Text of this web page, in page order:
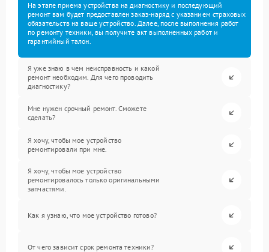
На этапе приема устройства на диагностику и последующий
ремонт вам будет предоставлен заказ-наряд с указанием страховых
обязательств на ваше устройство. Далее, после выполнения работ
по ремонту техники, вы получите акт выполненных работ и
гарантийный талон.
Я уже знаю в чем неисправность и какой
ремонт необходим. Для чего проводить
диагностику?
Мне нужен срочный ремонт. Сможете
сделать?
Я хочу, чтобы мое устройство
ремонтировали при мне.
Я хочу, чтобы мое устройство
ремонтировалось только оригинальными
запчастями.
Как я узнаю, что мое устройство готово?
От чего зависит срок ремонта техники?